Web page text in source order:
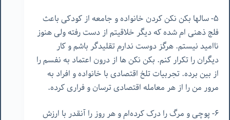
۵- سالها بکن نکن کردن خانواده و جامعه از کودکی باعث
فلج ذهنی ام شده که دیگر خلاقیتم از دست رفته ولی هنوز
ناامید نیستم. هرگز دوست ندارم تقلیدگر باشم و کار
دیگران را تکرار کنم. بکن نکن ها از درون اعتماد به نفسم را
از بین برده. تجربیات تلخ اقتصادی با خانواده و افراد به
مرور من را از هر معامله اقتصادی ترسان و فراری کرده.
۶- پوچی و مرگ را درک کرده‌ام و هر روز را آنقدر با ارزش